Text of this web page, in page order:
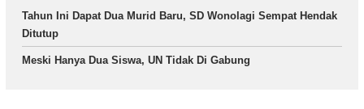
Tahun Ini Dapat Dua Murid Baru, SD Wonolagi Sempat Hendak
Ditutup
Meski Hanya Dua Siswa, UN Tidak Di Gabung